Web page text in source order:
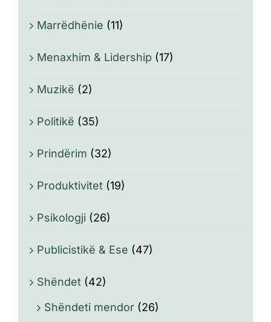
Marrëdhënie (11)
Menaxhim & Lidership (17)
Muzikë (2)
Politikë (35)
Prindërim (32)
Produktivitet (19)
Psikologji (26)
Publicistikë & Ese (47)
Shëndet (42)
Shëndeti mendor (26)